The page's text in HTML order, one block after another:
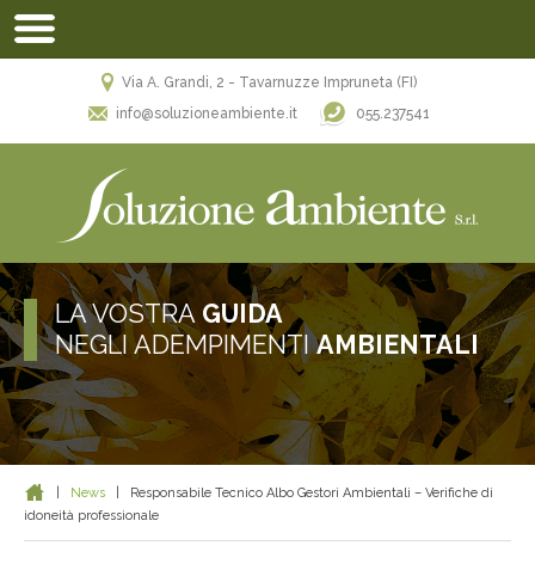
Via A. Grandi, 2 - Tavarnuzze Impruneta (FI)
info@soluzioneambiente.it
055.237541
LA VOSTRA GUIDA
NEGLI ADEMPIMENTIAMBIENTALI
News
Responsabile Tecnico Albo Gestori Ambientali – Verifiche di
idoneità professionale